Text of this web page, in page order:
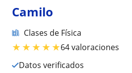
Camilo
Clases de Física
★★★★★64 valoraciones
Datos verificados